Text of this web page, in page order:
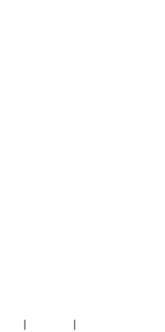
| |